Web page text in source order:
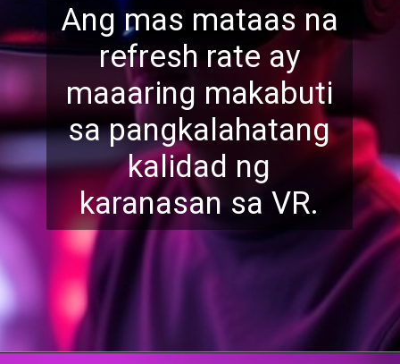
Ang mas mataas na
refresh rate ay
maaaring makabuti
sa pangkalahatang
kalidad ng
karanasan sa VR.